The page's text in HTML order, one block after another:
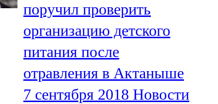
поручил проверить
организацию детского
питания после
отравления в Актаныше
7 сентября 2018 Новости